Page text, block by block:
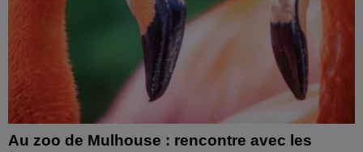
Au zoo de Mulhouse : rencontre avec les